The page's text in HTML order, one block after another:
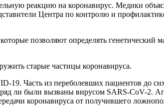
реакцию на коронавирус. Медики
Центра по контролю и
позволяют определять генетический
старые частицы коронавируса.
19. Часть из переболевших пациентов до
ли были вызваны вирусом SARS-CoV-2.
коронавируса от получившего